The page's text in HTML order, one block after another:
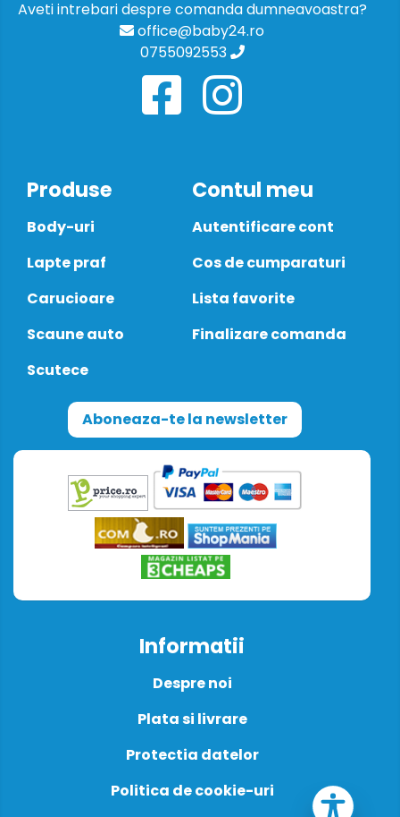
Aveti intrebari despre comanda dumneavoastra?
office@baby24.ro
0755092553
Produse
Body-uri
Lapte praf
Carucioare
Scaune auto
Scutece
Contul meu
Autentificare cont
Cos de cumparaturi
Lista favorite
Finalizare comanda
Aboneaza-te la newsletter
Informatii
Despre noi
Plata si livrare
Protectia datelor
Politica de cookie-uri